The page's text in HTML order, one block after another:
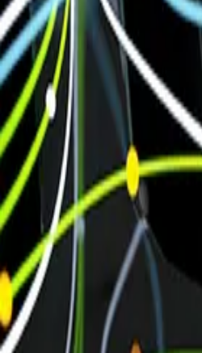
Kontakt
Startseite